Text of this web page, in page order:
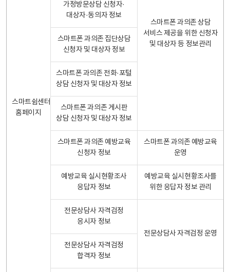
스마트쉼센터
홈페이지
스마트폰 과의존 상담
서비스 제공을 위한 신청자
및 대상자 등 정보관리
가정방문상담 신청자·
대상자·동의자 정보
스마트폰 과의존 집단상담
신청자 및 대상자 정보
스마트폰 과의존 전화·포털
상담 신청자 및 대상자 정보
스마트폰 과의존 게시판
상담 신청자 및 대상자 정보
스마트폰 과의존 예방교육
신청자 정보
스마트폰 과의존 예방교육
운영
예방교육 실시현황조사
응답자 정보
예방교육 실시현황조사를
위한 응답자 정보 관리
전문상담사 자격검정
응시자 정보
전문상담사 자격검정 운영
전문상담사 자격검정
합격자 정보